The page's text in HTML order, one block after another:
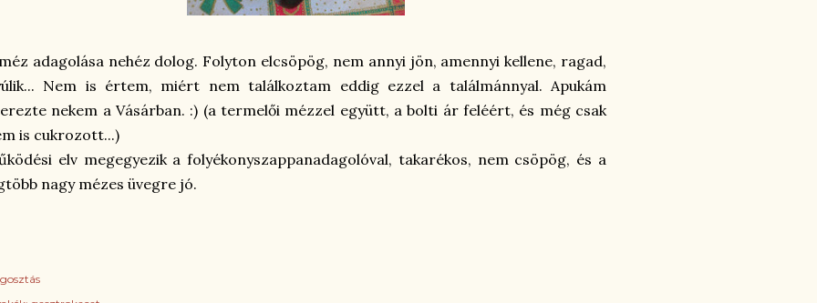
adagolása nehéz dolog. Folyton elcsöpög, nem annyi jön, amennyi kellene, ragad,
Nem is értem, miért nem találkoztam eddig ezzel a találmánnyal. Apukám
nekem a Vásárban. :) (a termelői mézzel együtt, a bolti ár feléért, és még csak
is cukrozott...)
elv megegyezik a folyékonyszappanadagolóval, takarékos, nem csöpög, és a
nagy mézes üvegre jó.